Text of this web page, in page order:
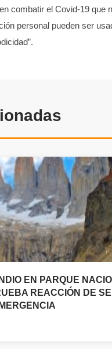
combatir el Covid-19 que
personal pueden ser
EN PARQUE
REACCIÓN DE